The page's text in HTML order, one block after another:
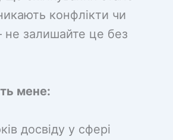
конфлікти чи
залишайте це без
мене:
досвіду у сфері